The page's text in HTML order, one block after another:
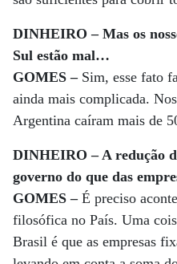
DINHEIRO – Mas os
Sul estão mal…
GOMES – Sim, esse fato
ainda mais complicada.
Argentina caíram mais de
DINHEIRO – A redução
governo do que das
GOMES –É preciso
filosófica no País. Uma
Brasil é que as empresas